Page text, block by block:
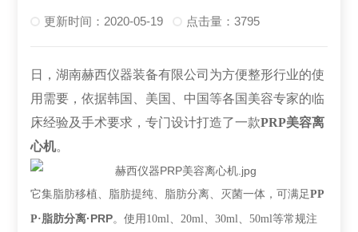
更新时间：2020-05-19 点击量：3795
日，湖南赫西仪器装备有限公司为方便整形行业的使
用需要，依据韩国、美国、中国等各国美容专家的临
床经验及手术要求，专门设计打造了一款PRP美容离
心机。
它集脂肪移植、脂肪提纯、脂肪分离、灭菌一体，可满足PP
P·脂肪分离·PRP。使用10ml、20ml、30ml、50ml等常规注